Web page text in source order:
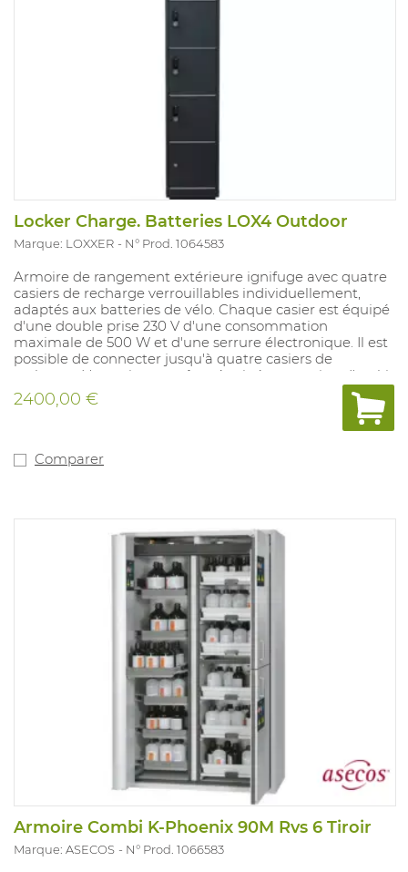
Locker Charge. Batteries LOX4 Outdoor
Marque: LOXXER N° Prod. 1064583
Armoire de rangement extérieure ignifuge avec quatre
casiers de recharge verrouillables individuellement,
adaptés aux batteries de vélo. Chaque casier est équipé
d'une double prise 230 V d'une consommation
maximale de 500 W et d'une serrure électronique. Il est
possible de connecter jusqu'à quatre casiers de
recharge. L'armoire peut être équipée en option d'un kit
aérosol. (1064585-il faut le commander ensemble avec
l'armoire)
lors de votre commande si un chariot élévateur est
2400,00 €
Comparer
Armoire Combi K-Phoenix 90M Rvs 6 Tiroir
Marque: ASECOS N° Prod. 1066583